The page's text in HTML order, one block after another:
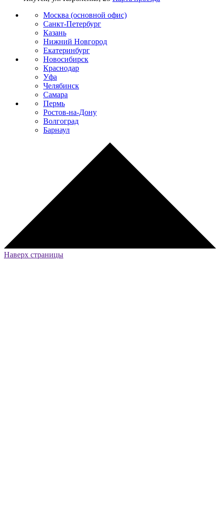
Москва (основной офис)
Санкт-Петербург
Казань
Нижний Новгород
Екатеринбург
Новосибирск
Краснодар
Уфа
Челябинск
Самара
Пермь
Ростов-на-Дону
Волгоград
Барнаул
Наверх страницы